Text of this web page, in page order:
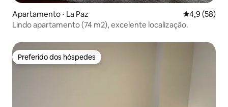
Apartamento ⋅ La Paz 4,9 de uma
4,9 (58)
Lindo apartamento (74 m2), excelente localização.
Preferido dos hóspedes
Preferido dos hóspedes